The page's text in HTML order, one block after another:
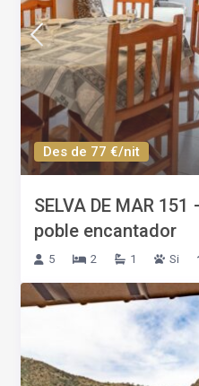
Des de 77 €/nit
SELVA DE MAR
poble encantador
5 2 1 Si